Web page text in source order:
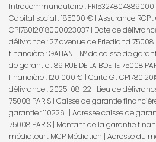
Intracommunautaire :
Capital social : 185000 € | Assurance RCP :
CPI78012018000023037 | Date de
délivrance : 27 avenue de Friedland
financière : GALIAN. | N° de caisse de
de garantie : 89 RUE DE LA BOETIE 75008
financière : 120 000 € | Carte G :
délivrance : 2025-08-22 | Lieu de
75008 PARIS | Caisse de garantie
garantie : 110226L | Adresse caisse de
75008 PARIS | Montant de la garantie
médiateur : MCP Médiation | Adresse du